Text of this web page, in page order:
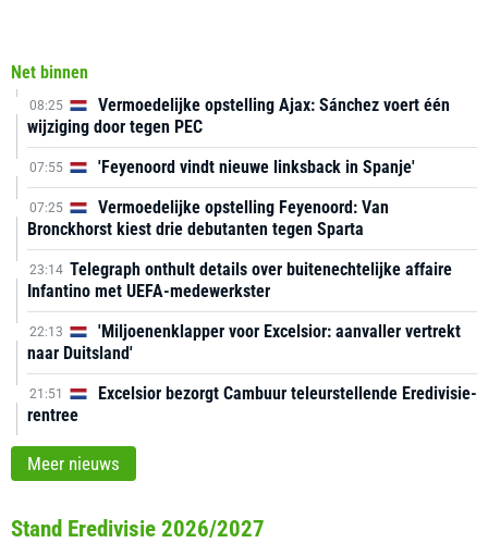
Net binnen
08:25
Vermoedelijke opstelling Ajax: Sánchez voert één
wijziging door tegen PEC
07:55 'Feyenoord vindt nieuwe linksback in Spanje'
07:25
Vermoedelijke opstelling Feyenoord: Van
Bronckhorst kiest drie debutanten tegen Sparta
23:14 Telegraph onthult details over buitenechtelijke affaire
Infantino met UEFA-medewerkster
22:13
'Miljoenenklapper voor Excelsior: aanvaller vertrekt
naar Duitsland'
21:51
Excelsior bezorgt Cambuur teleurstellende Eredivisie-
rentree
Meer nieuws
Stand Eredivisie 2026/2027